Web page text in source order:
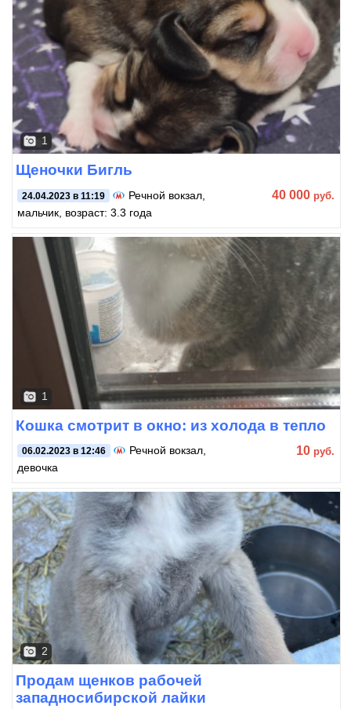
1
Щеночки Бигль
24.04.2023 в 11:19 Речной вокзал
мальчик, возраст: 3.3 года
40 000 руб.
1
Кошка смотрит в окно: из холода в тепло
06.02.2023 в 12:46 Речной вокзал
девочка
10 руб.
2
Продам щенков рабочей
западносибирской лайки